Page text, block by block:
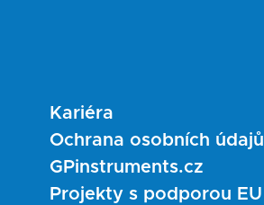
Kariéra
Ochrana osobních údajů
GPinstruments.cz
Projekty s podporou EU